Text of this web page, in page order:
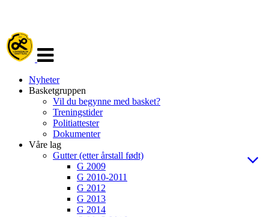
navigasjon
Nyheter
Basketgruppen
Vil du begynne med basket?
Treningstider
Politiattester
Dokumenter
Våre lag
Gutter (etter årstall født)
G 2009
G 2010-2011
G 2012
G 2013
G 2014